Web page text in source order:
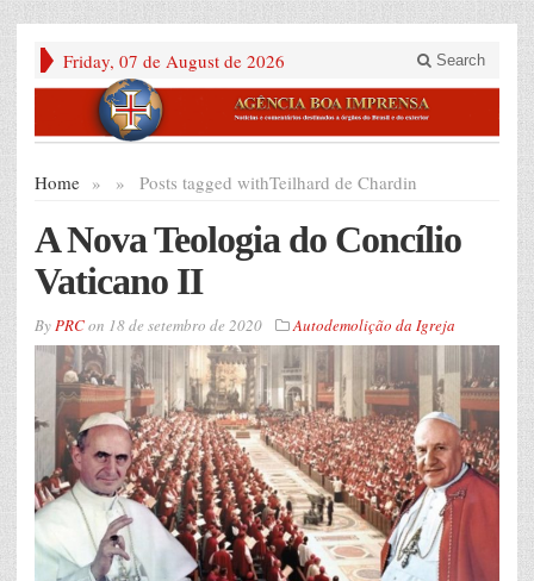
Friday, 07 de August de 2026 Search
Home » Posts tagged with
» Teilhard de Chardin
A Nova Teologia do Concílio
Vaticano II
ByPRCon 18 de setembro de 2020 Autodemolição da Igreja